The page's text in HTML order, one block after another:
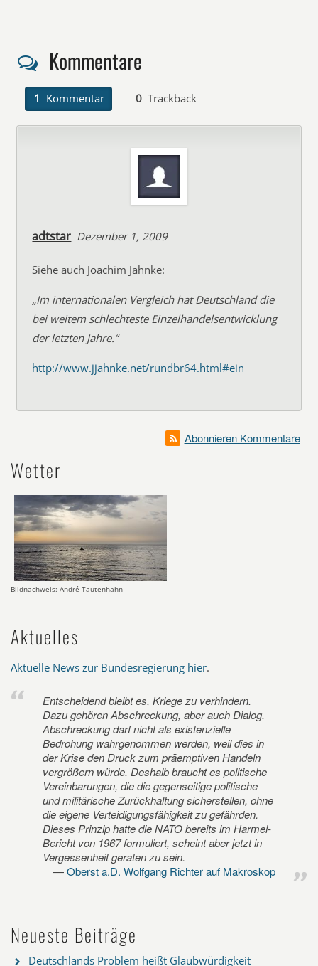
Kommentare
1 Kommentar 0 Trackback
adtstar Dezember 1, 2009
Siehe auch Joachim Jahnke:
„Im internationalen Vergleich hat Deutschland die
bei weitem schlechteste Einzelhandelsentwicklung
der letzten Jahre.“
http://www.jjahnke.net/rundbr64.html#ein
Abonnieren Kommentare
Wetter
Bildnachweis: André Tautenhahn
Aktuelles
Aktuelle News zur Bundesregierung hier.
Entscheidend bleibt es, Kriege zu verhindern.
Dazu gehören Abschreckung, aber auch Dialog.
Abschreckung darf nicht als existenzielle
Bedrohung wahrgenommen werden, weil dies in
der Krise den Druck zum präemptiven Handeln
vergrößern würde. Deshalb braucht es politische
Vereinbarungen, die die gegenseitige politische
und militärische Zurückhaltung sicherstellen, ohne
die eigene Verteidigungsfähigkeit zu gefährden.
Dieses Prinzip hatte die NATO bereits im Harmel-
Bericht von 1967 formuliert, scheint aber jetzt in
Vergessenheit geraten zu sein.
Oberst a.D. Wolfgang Richter auf Makroskop
Neueste Beiträge
Deutschlands Problem heißt Glaubwürdigkeit